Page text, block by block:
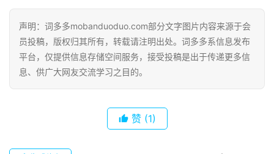
首
声明：词多多mobanduoduo.com部分文字图片内容来源于会
员投稿，版权归其所有，转载请注明出处。词多多系信息发布
平台，仅提供信息存储空间服务，接受投稿是出于传递更多信
息、供广大网友交流学习之目的。
赞 (1)